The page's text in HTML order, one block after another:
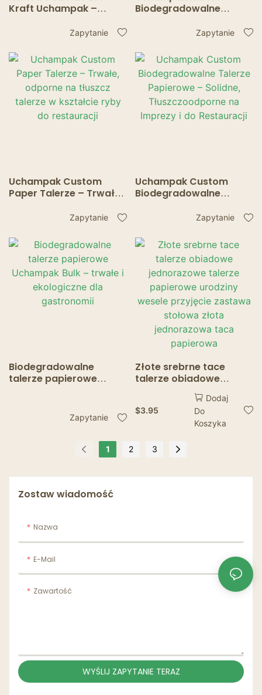
Kraft Uchampak –
kształty i nadruki
cateringu i przyjęć
Zapytanie
Biodegradowalne
Wytrzymałe Talerze
Cateringu
Zapytanie
Uchampak Custom
Paper Talerze – Trwałe,
talerze w kształcie ryby
Zapytanie
Uchampak Custom
Biodegradowalne
Imprezy i do Restauracji
Zapytanie
Biodegradowalne
talerze papierowe
Zapytanie
Złote srebrne tace
talerze obiadowe
jednorazowe talerze
papierowe urodziny
wesele przyjęcie
zastawa stołowa złota
papierowa
$3.95
Dodaj
Do
Koszyka
1 2 3
Zostaw wiadomość
Nazwa
E-Mail
Zawartość
WYŚLIJ ZAPYTANIE TERAZ